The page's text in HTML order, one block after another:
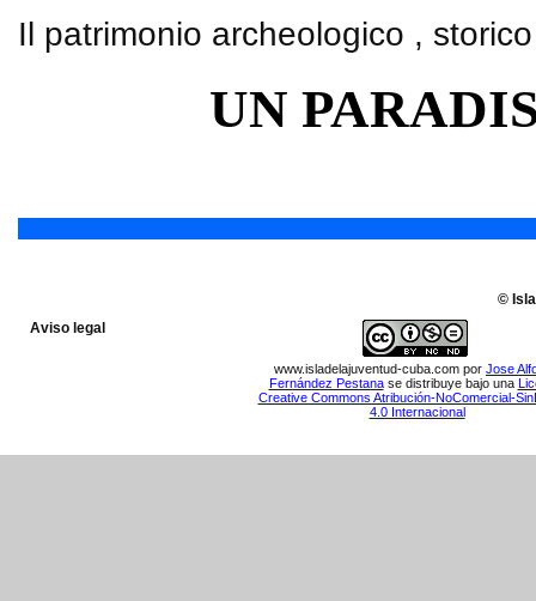
Il patrimonio archeologico ,
UN
©
Aviso legal
www.isladelajuventud-cuba.com por Jose
Fernández Pestanase distribuye bajo una
Creative Commons Atribución-NoComercial-
4.0 Internacional